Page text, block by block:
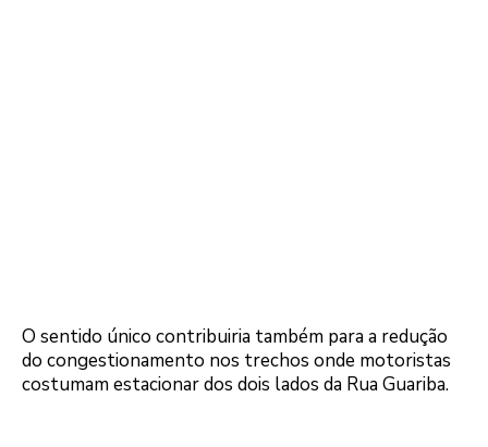
O sentido único contribuiria também para a redução
do congestionamento nos trechos onde motoristas
costumam estacionar dos dois lados da Rua Guariba.